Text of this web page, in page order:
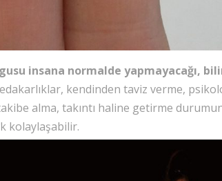
insana normalde yapmayacağı,
kendinden taviz verme,
alma, takıntı haline getirme
kolaylaşabilir.